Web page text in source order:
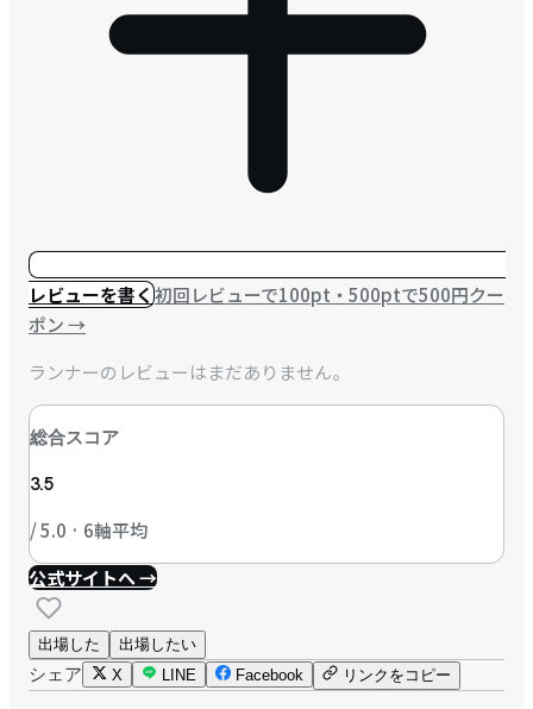
レビューを書く初回レビューで100pt・500ptで500円クー
ポン→
ランナーのレビューはまだありません。
総合スコア
3.5
/ 5.0 · 6軸平均
公式サイトへ →
出場した 出場したい
シェア X LINE Facebook リンクをコピー